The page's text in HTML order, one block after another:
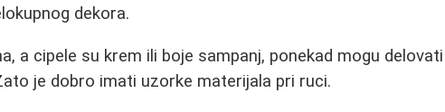
dekorа.
a cipele su krem ili boje sampanj, ponekad mogu delovati
je dobro imati uzorke materijala pri ruci.